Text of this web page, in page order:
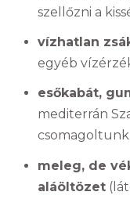
szellőzni a
vízhatlan
egyéb
esőkabát,
mediterrán
csomagoltunk
meleg, de
aláöltözet